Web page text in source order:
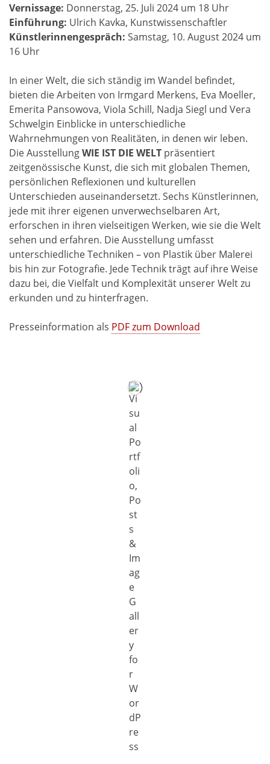
Vernissage: Donnerstag, 25. Juli 2024 um 18 Uhr
Einführung: Ulrich Kavka, Kunstwissenschaftler
Künstlerinnengespräch: Samstag, 10. August 2024 um
16 Uhr
In einer Welt, die sich ständig im Wandel befindet,
bieten die Arbeiten von Irmgard Merkens, Eva Moeller,
Emerita Pansowova, Viola Schill, Nadja Siegl und Vera
Schwelgin Einblicke in unterschiedliche
Wahrnehmungen von Realitäten, in denen wir leben.
Die AusstellungWIE IST DIE WELT präsentiert
zeitgenössische Kunst, die sich mit globalen Themen,
persönlichen Reflexionen und kulturellen
Unterschieden auseinandersetzt. Sechs Künstlerinnen,
jede mit ihrer eigenen unverwechselbaren Art,
erforschen in ihren vielseitigen Werken, wie sie die Welt
sehen und erfahren. Die Ausstellung umfasst
unterschiedliche Techniken – von Plastik über Malerei
bis hin zur Fotografie. Jede Technik trägt auf ihre Weise
dazu bei, die Vielfalt und Komplexität unserer Welt zu
erkunden und zu hinterfragen.
Presseinformation als PDF zum Download